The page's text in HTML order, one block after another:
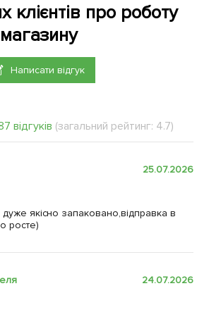
про роботу
магазину
Написати відгук
відгуків (загальний рейтинг: 4.7)
25.07.2026
якісно запаковано,відправка в
росте)
24.07.2026